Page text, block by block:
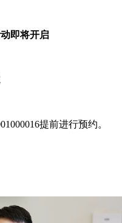
即将开启
提前进行预约。